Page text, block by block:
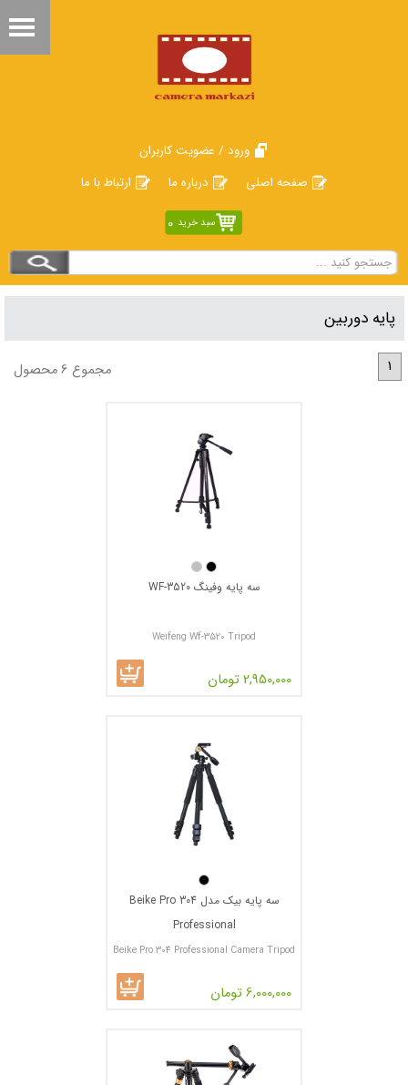
ورود / عضویت کاربران
صفحه اصلی
درباره ما ارتباط با ما
سبد خرید 0
پایه دوربین
1 مجموع 6 محصول
سه پایه وفینگ WF-3520
Weifeng Wf-3520 Tripod
2,950,000 تومان
سه پایه بیک مدل Beike Pro 304
Professional
Beike Pro 304 Professional Camera Tripod
6,000,000 تومان